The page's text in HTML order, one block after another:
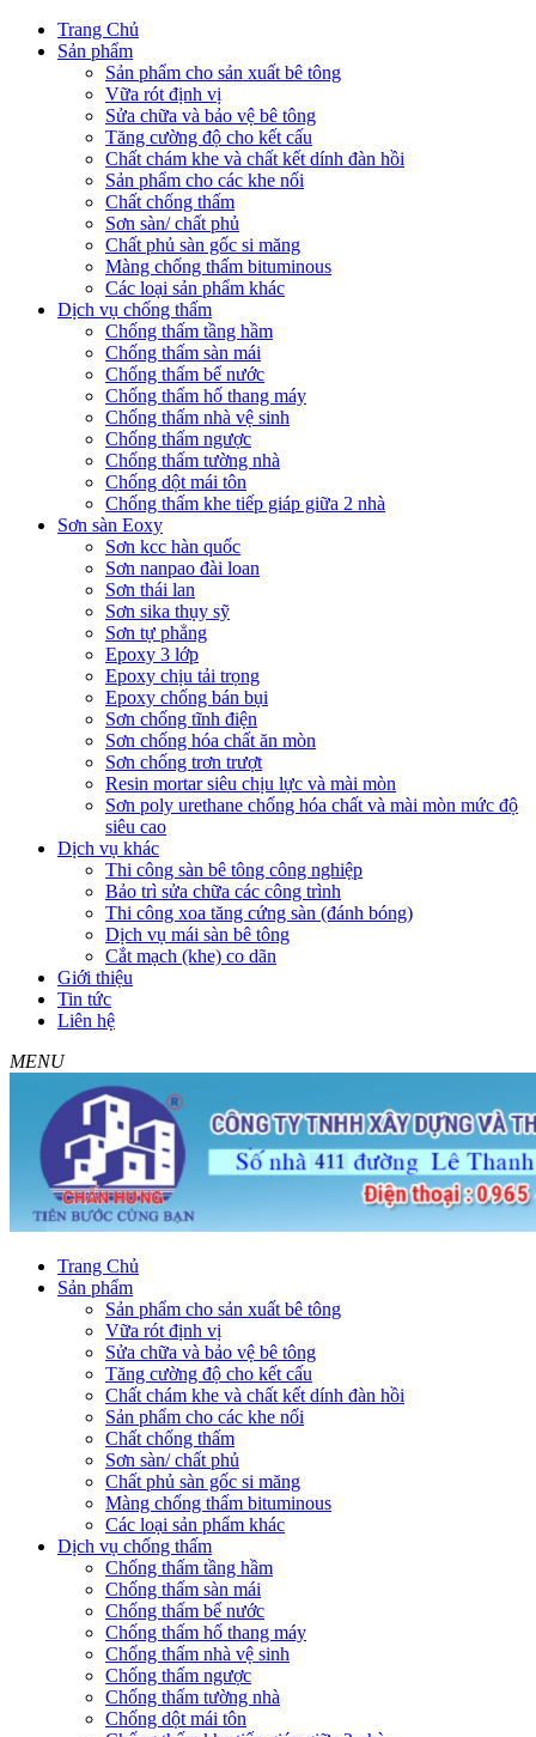
Trang Chủ
Sản phẩm
Sản phẩm cho sản xuất bê tông
Vữa rót định vị
Sửa chữa và bảo vệ bê tông
Tăng cường độ cho kết cấu
Chất chám khe và chất kết dính đàn hồi
Sản phẩm cho các khe nối
Chất chống thấm
Sơn sàn/ chất phủ
Chất phủ sàn gốc si măng
Màng chống thấm bituminous
Các loại sản phẩm khác
Dịch vụ chống thấm
Chống thấm tầng hầm
Chống thấm sàn mái
Chống thấm bể nước
Chống thấm hố thang máy
Chống thấm nhà vệ sinh
Chống thấm ngược
Chống thấm tường nhà
Chống dột mái tôn
Chống thấm khe tiếp giáp giữa 2 nhà
Sơn sàn Eoxy
Sơn kcc hàn quốc
Sơn nanpao đài loan
Sơn thái lan
Sơn sika thụy sỹ
Sơn tự phẳng
Epoxy 3 lớp
Epoxy chịu tải trọng
Epoxy chống bán bụi
Sơn chống tĩnh điện
Sơn chống hóa chất ăn mòn
Sơn chống trơn trượt
Resin mortar siêu chịu lực và mài mòn
Sơn poly urethane chống hóa chất và mài mòn mức độ
siêu cao
Dịch vụ khác
Thi công sàn bê tông công nghiệp
Bảo trì sửa chữa các công trình
Thi công xoa tăng cứng sàn (đánh bóng)
Dịch vụ mái sàn bê tông
Cắt mạch (khe) co dãn
Giới thiệu
Tin tức
Liên hệ
MENU
Trang Chủ
Sản phẩm
Sản phẩm cho sản xuất bê tông
Vữa rót định vị
Sửa chữa và bảo vệ bê tông
Tăng cường độ cho kết cấu
Chất chám khe và chất kết dính đàn hồi
Sản phẩm cho các khe nối
Chất chống thấm
Sơn sàn/ chất phủ
Chất phủ sàn gốc si măng
Màng chống thấm bituminous
Các loại sản phẩm khác
Dịch vụ chống thấm
Chống thấm tầng hầm
Chống thấm sàn mái
Chống thấm bể nước
Chống thấm hố thang máy
Chống thấm nhà vệ sinh
Chống thấm ngược
Chống thấm tường nhà
Chống dột mái tôn